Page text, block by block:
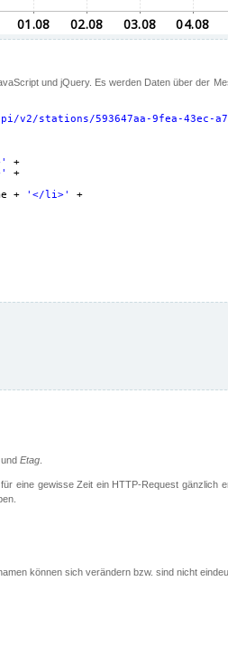
und jQuery. Es werden Daten über der
stations/593647aa-9fea-43ec-
+
+
+ '</li>'
+
und Etag.
eine gewisse Zeit ein HTTP-Request gänzlich
können sich verändern bzw. sind nicht